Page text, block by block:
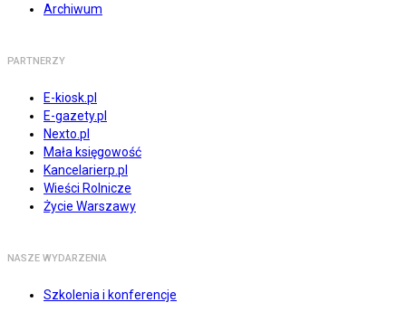
Archiwum
PARTNERZY
E-kiosk.pl
E-gazety.pl
Nexto.pl
Mała księgowość
Kancelarierp.pl
Wieści Rolnicze
Życie Warszawy
NASZE WYDARZENIA
Szkolenia i konferencje